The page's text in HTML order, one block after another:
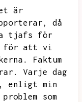
är
då
tjafs för
för att vi
Faktum
Varje dag
enligt min
problem som